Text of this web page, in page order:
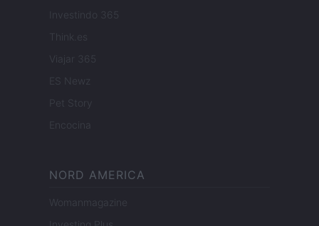
Investindo 365
Think.es
Viajar 365
ES Newz
Pet Story
Encocina
NORD AMERICA
Womanmagazine